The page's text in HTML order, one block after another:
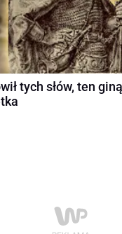
tych słów, ten